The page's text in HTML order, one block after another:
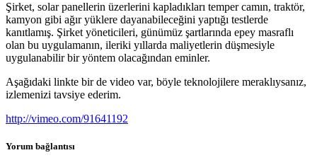
Şirket, solar panellerin üzerlerini kapladıkları temper camın, traktör,
kamyon gibi ağır yüklere dayanabileceğini yaptığı testlerde
kanıtlamış. Şirket yöneticileri, günümüz şartlarında epey masraflı
olan bu uygulamanın, ileriki yıllarda maliyetlerin düşmesiyle
uygulanabilir bir yöntem olacağından eminler.
Aşağıdaki linkte bir de video var, böyle teknolojilere meraklıysanız,
izlemenizi tavsiye ederim.
http://vimeo.com/91641192
Yorum bağlantısı